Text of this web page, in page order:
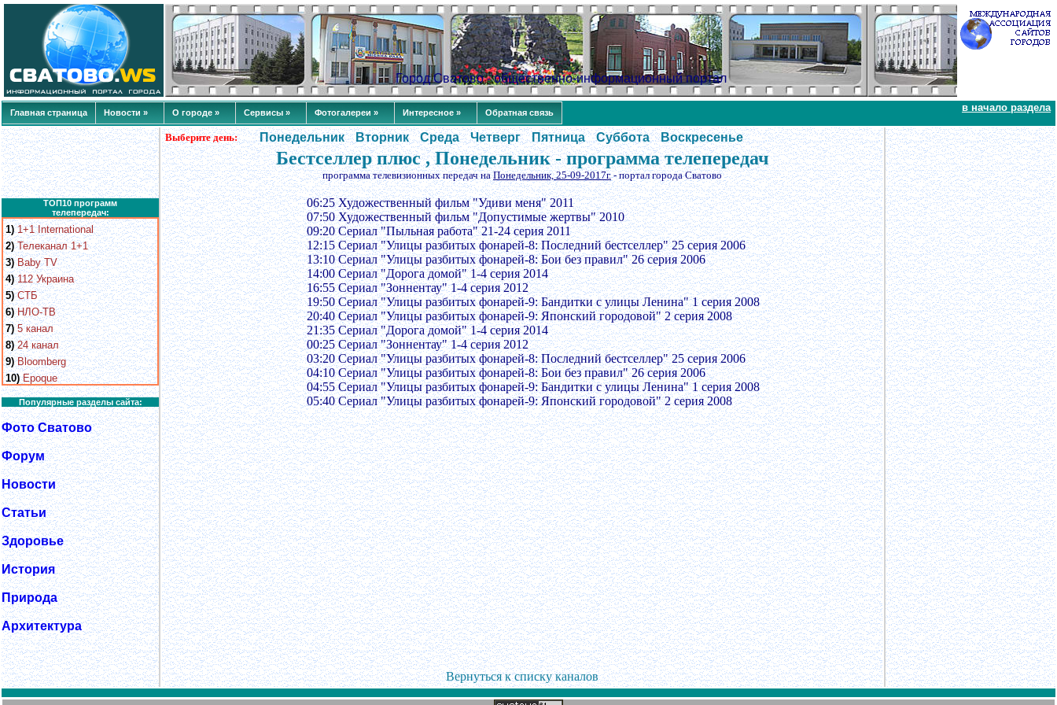
Город Сватово - общественно-информационный портал
Главная страница Новости » О городе » Сервисы » Фотогалереи » Интересное » Обратная связь в начало раздела
ТОП10 программ
телепередач:
1) 1+1 International
2) Телеканал 1+1
3) Baby TV
4) 112 Украина
5) СТБ
6) НЛО-ТВ
7) 5 канал
8) 24 канал
9) Bloomberg
10) Epoque
Популярные разделы сайта:
Фото Сватово
Форум
Новости
Статьи
Здоровье
История
Природа
Архитектура
Выберите день: Понедельник Вторник Среда Четверг Пятница Суббота Воскресенье
Бестселлер плюс , Понедельник - программа телепередач
программа телевизионных передач наПонедельник, 25-09-2017г.- портал города Сватово
06:25 Художественный фильм "Удиви меня" 2011
07:50 Художественный фильм "Допустимые жертвы" 2010
09:20 Сериал "Пыльная работа" 21-24 серия 2011
12:15 Сериал "Улицы разбитых фонарей-8: Последний бестселлер" 25 серия 2006
13:10 Сериал "Улицы разбитых фонарей-8: Бои без правил" 26 серия 2006
14:00 Сериал "Дорога домой" 1-4 серия 2014
16:55 Сериал "Зоннентау" 1-4 серия 2012
19:50 Сериал "Улицы разбитых фонарей-9: Бандитки с улицы Ленина" 1 серия 2008
20:40 Сериал "Улицы разбитых фонарей-9: Японский городовой" 2 серия 2008
21:35 Сериал "Дорога домой" 1-4 серия 2014
00:25 Сериал "Зоннентау" 1-4 серия 2012
03:20 Сериал "Улицы разбитых фонарей-8: Последний бестселлер" 25 серия 2006
04:10 Сериал "Улицы разбитых фонарей-8: Бои без правил" 26 серия 2006
04:55 Сериал "Улицы разбитых фонарей-9: Бандитки с улицы Ленина" 1 серия 2008
05:40 Сериал "Улицы разбитых фонарей-9: Японский городовой" 2 серия 2008
Вернуться к списку каналов